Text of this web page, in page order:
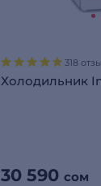
318
Холодильник
30 590сом